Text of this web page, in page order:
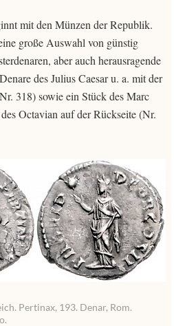
mit den Münzen der Republik.
große Auswahl von günstig
aber auch herausragende
des Julius Caesar u. a. mit der
318) sowie ein Stück des Marc
Octavian auf der Rückseite (Nr.
Pertinax, 193. Denar, Rom.